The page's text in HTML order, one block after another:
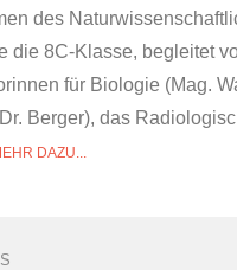
des
die 8C-Klasse, begleitet
für Biologie (Mag.
Berger), das
DAZU...